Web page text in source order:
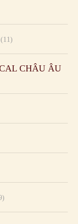
(11)
CHÂU ÂU